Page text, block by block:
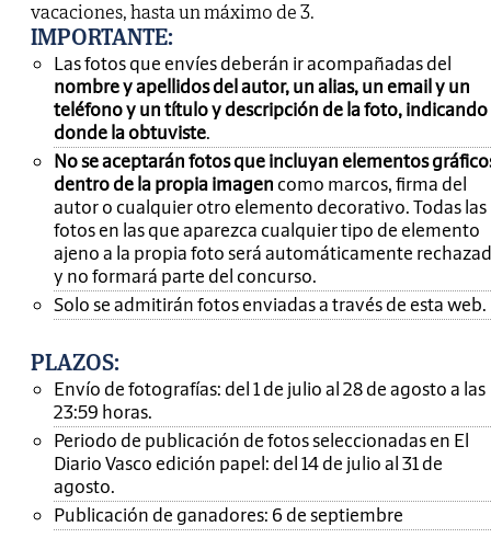
vacaciones, hasta un máximo de 3.
IMPORTANTE:
Las fotos que envíes deberán ir acompañadas del
nombre y apellidos del autor, un alias, un email y un
teléfono y un título y descripción de la foto, indicando
donde la obtuviste.
No se aceptarán fotos que incluyan elementos
dentro de la propia imagen como marcos, firma del
autor o cualquier otro elemento decorativo. Todas las
fotos en las que aparezca cualquier tipo de elemento
ajeno a la propia foto será automáticamente
y no formará parte del concurso.
Solo se admitirán fotos enviadas a través de esta web.
PLAZOS:
Envío de fotografías: del 1 de julio al 28 de agosto a las
23:59 horas.
Periodo de publicación de fotos seleccionadas en El
Diario Vasco edición papel: del 14 de julio al 31 de
agosto.
Publicación de ganadores: 6 de septiembre